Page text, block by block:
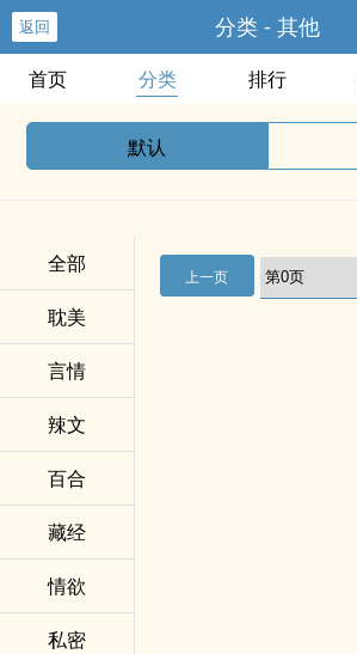
返回 分类 - 其他
首页 分类 排行
默认
全部
耽美
言情
辣文
百合
藏经
情欲
私密
上一页